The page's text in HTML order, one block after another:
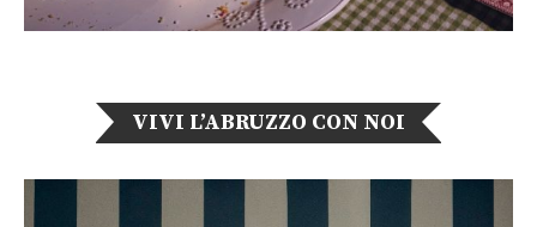
VIVI L’ABRUZZO CON NOI